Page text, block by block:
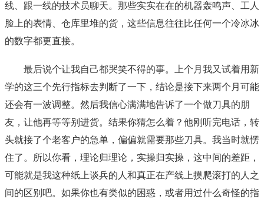
线、跟一线的技术员聊天。那些实实在在的机器轰鸣声、工人
脸上的表情、仓库里堆的货，这些信息往往比任何一个冷冰冰
的数字都更直接。
最后说个让我自己都哭笑不得的事。上个月我又试着用新
学的这三个先行指标去判断了一下，结论是接下来两个月可能
还会有一波调整。然后我信心满满地告诉了一个做刀具的朋
友，让他再等等别进货。结果你猜怎么着？他刚听完电话，转
头就接了个老客户的急单，偏偏就需要那些刀具。我当时就愣
住了。所以你看，理论归理论，实操归实操，这中间的差距，
可能就是我这种纸上谈兵的人和真正在产线上摸爬滚打的人之
间的区别吧。如果你也有类似的困惑，或者用过什么奇怪的指